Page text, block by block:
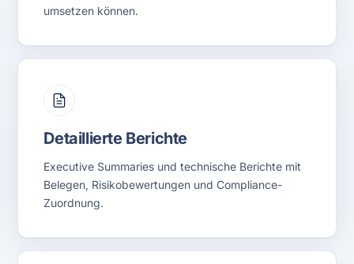
umsetzen können.
Detaillierte Berichte
Executive Summaries und technische Berichte mit
Belegen, Risikobewertungen und Compliance-
Zuordnung.